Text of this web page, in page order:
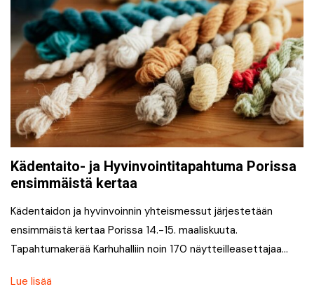
Kädentaito- ja Hyvinvointitapahtuma Porissa
ensimmäistä kertaa
Kädentaidon ja hyvinvoinnin yhteismessut järjestetään
ensimmäistä kertaa Porissa 14.-15. maaliskuuta.
Tapahtumakerää Karhuhalliin noin 170 näytteilleasettajaa…
Lue lisää